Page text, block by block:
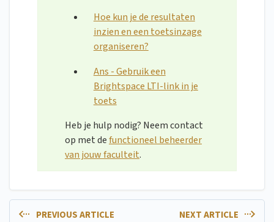
Hoe kun je de resultaten
inzien en een toetsinzage
organiseren?
Ans - Gebruik een
Brightspace LTI-link in je
toets
Heb je hulp nodig? Neem contact
op met defunctioneel beheerder
van jouw faculteit.
PREVIOUS ARTICLE NEXT ARTICLE